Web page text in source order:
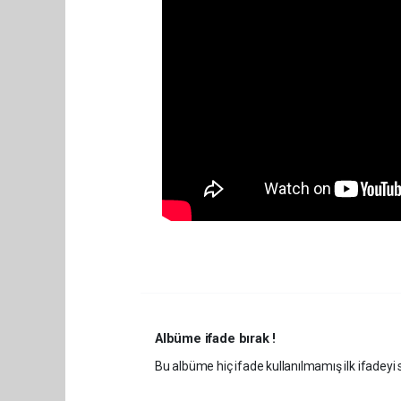
Albüme ifade bırak !
Bu albüme hiç ifade kullanılmamış ilk ifadeyi